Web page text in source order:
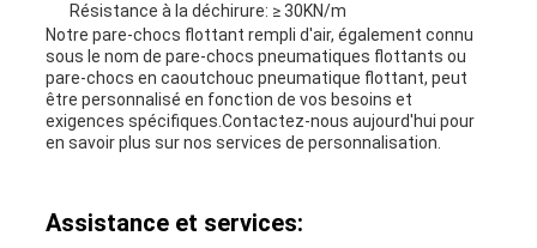
Résistance à la déchirure: ≥ 30KN/m
Notre pare-chocs flottant rempli d'air, également connu
sous le nom de pare-chocs pneumatiques flottants ou
pare-chocs en caoutchouc pneumatique flottant, peut
être personnalisé en fonction de vos besoins et
exigences spécifiques.Contactez-nous aujourd'hui pour
en savoir plus sur nos services de personnalisation.
Assistance et services: